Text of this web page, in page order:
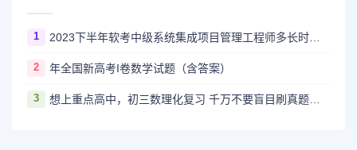
1 2023下半年软考中级系统集成项目管理工程师多长时间出成绩
2 年全国新高考I卷数学试题（含答案）
3 想上重点高中，初三数理化复习 千万不要盲目刷真题卷和模拟卷！